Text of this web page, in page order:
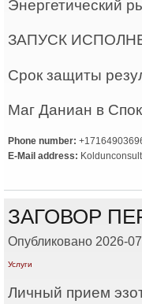
Энергетический
ЗАПУСК
Срок защиты
Маг Даниан в
Phone number:
E-Mail address:
ЗАГОВОР
Опубликовано 2026-
Услуги
Личный прием